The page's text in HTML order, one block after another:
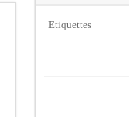
Etiquettes